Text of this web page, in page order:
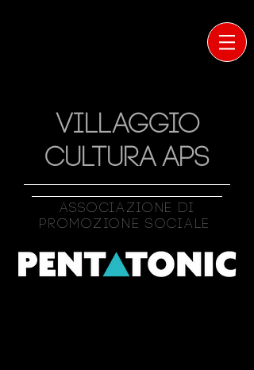
VILLAGGIO
CULTURA APS
Associazione Di
Promozione Sociale